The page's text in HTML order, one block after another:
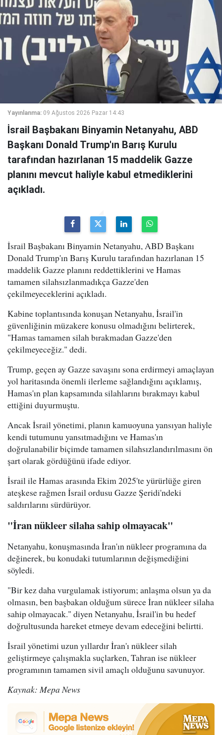
Yayınlanma: 09 Ağustos 2026 Pazar 14:43
İsrail Başbakanı Binyamin Netanyahu, ABD
Başkanı Donald Trump'ın Barış Kurulu
tarafından hazırlanan 15 maddelik Gazze
planını mevcut haliyle kabul etmediklerini
açıkladı.
İsrail Başbakanı Binyamin Netanyahu, ABD Başkanı
Donald Trump'ın Barış Kurulu tarafından hazırlanan 15
maddelik Gazze planını reddettiklerini ve Hamas
tamamen silahsızlanmadıkça Gazze'den
çekilmeyeceklerini açıkladı.
Kabine toplantısında konuşan Netanyahu, İsrail'in
güvenliğinin müzakere konusu olmadığını belirterek,
"Hamas tamamen silah bırakmadan Gazze'den
çekilmeyeceğiz." dedi.
Trump, geçen ay Gazze savaşını sona erdirmeyi amaçlayan
yol haritasında önemli ilerleme sağlandığını açıklamış,
Hamas'ın plan kapsamında silahlarını bırakmayı kabul
ettiğini duyurmuştu.
Ancak İsrail yönetimi, planın kamuoyuna yansıyan haliyle
kendi tutumunu yansıtmadığını ve Hamas'ın
doğrulanabilir biçimde tamamen silahsızlandırılmasını ön
şart olarak gördüğünü ifade ediyor.
İsrail ile Hamas arasında Ekim 2025'te yürürlüğe giren
ateşkese rağmen İsrail ordusu Gazze Şeridi'ndeki
saldırılarını sürdürüyor.
"İran nükleer silaha sahip olmayacak"
Netanyahu, konuşmasında İran'ın nükleer programına da
değinerek, bu konudaki tutumlarının değişmediğini
söyledi.
"Bir kez daha vurgulamak istiyorum; anlaşma olsun ya da
olmasın, ben başbakan olduğum sürece İran nükleer silaha
sahip olmayacak." diyen Netanyahu, İsrail'in bu hedef
doğrultusunda hareket etmeye devam edeceğini belirtti.
İsrail yönetimi uzun yıllardır İran'ı nükleer silah
geliştirmeye çalışmakla suçlarken, Tahran ise nükleer
programının tamamen sivil amaçlı olduğunu savunuyor.
Kaynak: Mepa News